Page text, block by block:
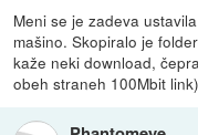
Meni se je zadeva
mašino. Skopiralo je
kaže neki download,
obeh straneh 100Mbit